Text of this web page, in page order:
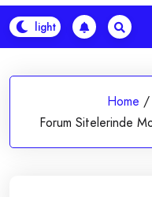
Home /
Forum Sitelerinde